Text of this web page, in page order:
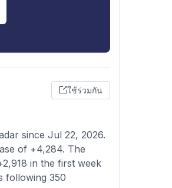
ใช้ร่วมกัน
since Jul 22, 2026.
of +4,284. The
in the first week
following 350